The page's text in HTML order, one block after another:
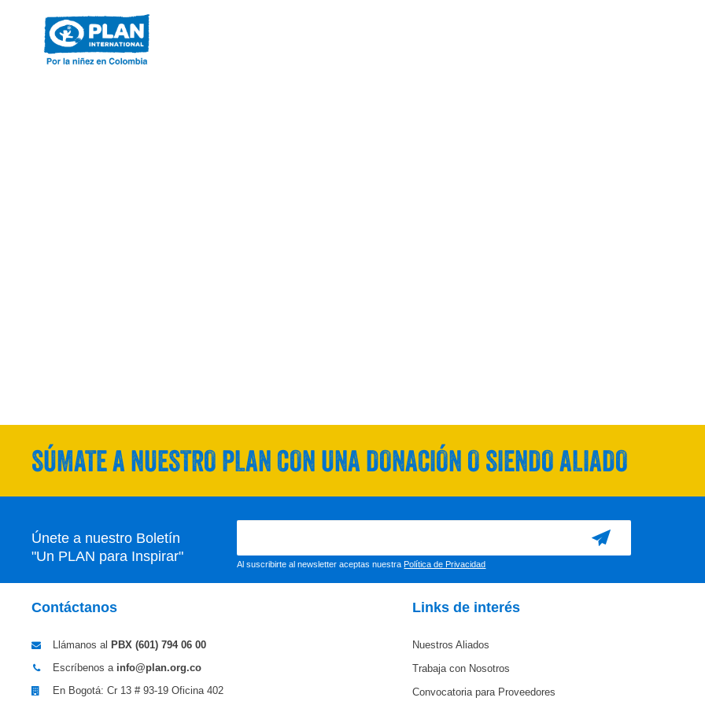
SÚMATE A NUESTRO PLAN CON UNA DONACIÓN O SIENDO ALIADO
Únete a nuestro Boletín
"Un PLAN para Inspirar"
Al suscribirte al newsletter aceptas nuestra Política de Privacidad
Contáctanos
Llámanos al PBX (601) 794 06 00
Escríbenos a info@plan.org.co
En Bogotá: Cr 13 # 93-19 Oficina 402
Links de interés
Nuestros Aliados
Trabaja con Nosotros
Convocatoria para Proveedores